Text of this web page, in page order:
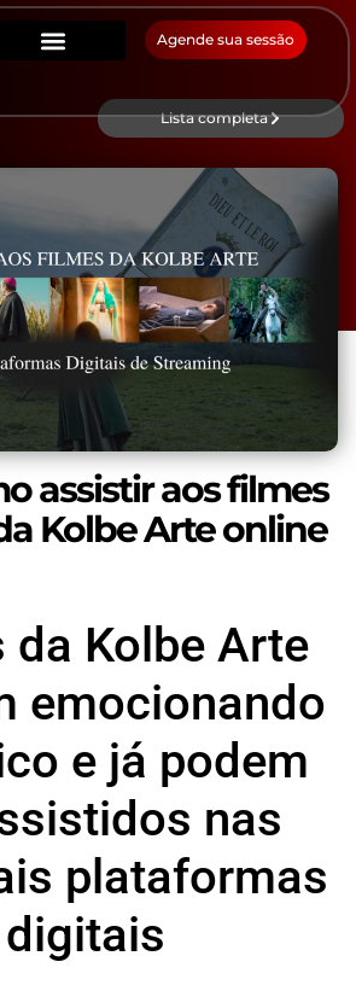
Agende sua sessão
Lista completa
assistir aos filmes
Kolbe Arte online
da Kolbe Arte
emocionando
e já podem
nas
plataformas
digitais